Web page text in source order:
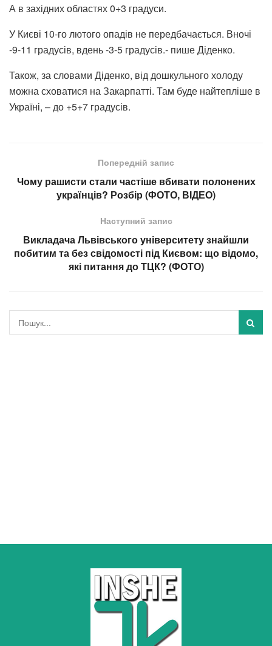
А в західних областях 0+3 градуси.
У Києві 10-го лютого опадів не передбачається. Вночі
-9-11 градусів, вдень -3-5 градусів.- пише Діденко.
Також, за словами Діденко, від дошкульного холоду
можна сховатися на Закарпатті. Там буде найтепліше в
Україні, – до +5+7 градусів.
Попередній запис
Чому рашисти стали частіше вбивати полонених
українців? Розбір (ФОТО, ВІДЕО)
Наступний запис
Викладача Львівського університету знайшли
побитим та без свідомості під Києвом: що відомо,
які питання до ТЦК? (ФОТО)